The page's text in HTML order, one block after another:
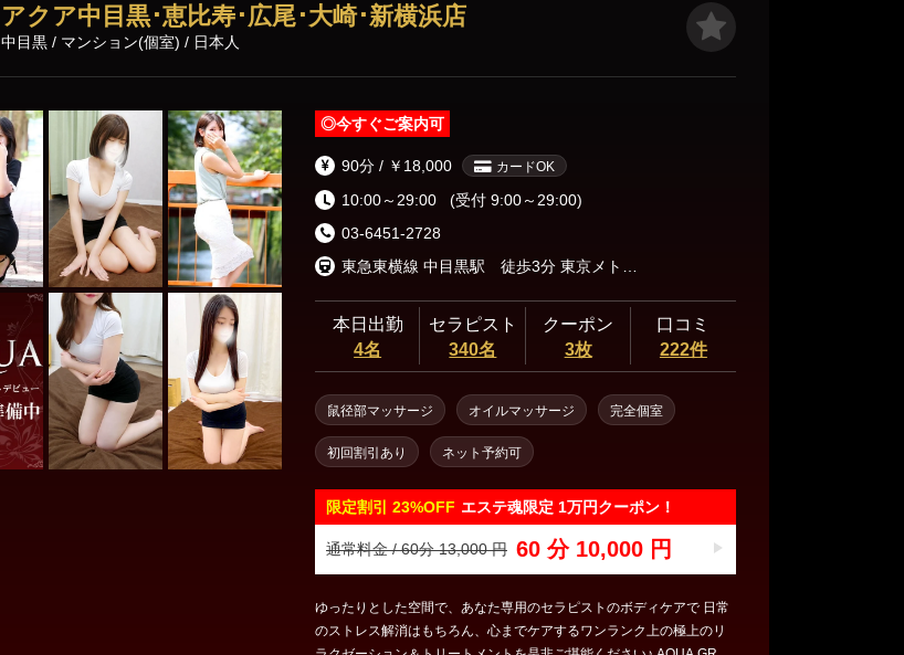
アクア中目黒･恵比寿･広尾･大崎･新横浜店
中目黒 / マンション(個室) / 日本人
◎今すぐご案内可
90分 / ￥18,000 カードOK
10:00～29:00
(受付 9:00～29:00)
03-6451-2728
本日出勤
4名
セラピスト
340名
クーポン
3枚
口コミ
222件
鼠径部マッサージ オイルマッサージ 完全個室
初回割引あり ネット予約可
限定割引 23%OFF エステ魂限定 1万円クーポン！
通常料金 / 60分 13,000 円 60 分 10,000 円
ゆったりとした空間で、あなた専用のセラピストのボディケアで 日常
のストレス解消はもちろん、心までケアするワンランク上の極上のリ